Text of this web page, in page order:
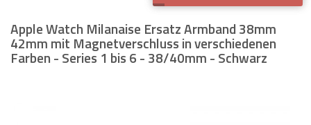
Apple Watch Armbänder
Samsung Watch Armbänder
Apple Watch Milanaise Ersatz Armband 38mm
42mm mit Magnetverschluss in verschiedenen
Farben - Series 1 bis 6 - 38/40mm - Schwarz